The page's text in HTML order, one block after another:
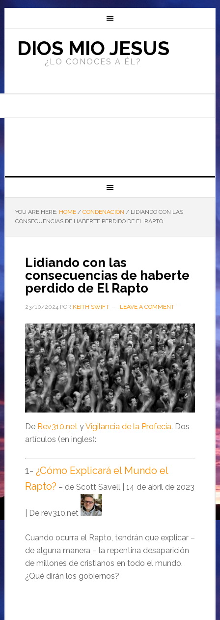
DIOS MIO JESUS
¿LO CONOCES A ÉL?
YOU ARE HERE: HOME / CONDENACIÓN /LIDIANDO CON LAS
CONSECUENCIAS DE HABERTE PERDIDO DE EL RAPTO
Lidiando con las
consecuencias de haberte
perdido de El Rapto
23/10/2024POR KEITH SWIFT LEAVE A COMMENT
De Rev310.netyVigilancia de la Profecía. Dos
artículos (en ingles):
1- ¿Cómo Explicará el Mundo el
Rapto? – de Scott Savell | 14 de abril de 2023
| De rev310.net
Cuando ocurra el Rapto, tendrán que explicar –
de alguna manera – la repentina desaparición
de millones de cristianos en todo el mundo.
¿Qué dirán los gobiernos?